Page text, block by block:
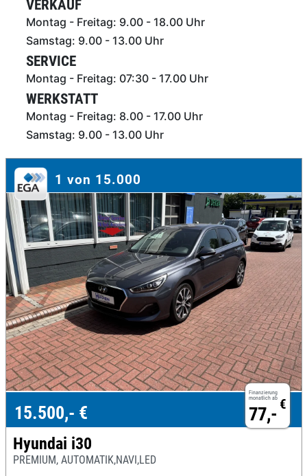
VERKAUF
Montag - Freitag: 9.00 - 18.00 Uhr
Samstag: 9.00 - 13.00 Uhr
SERVICE
Montag - Freitag: 07:30 - 17.00 Uhr
WERKSTATT
Montag - Freitag: 8.00 - 17.00 Uhr
Samstag: 9.00 - 13.00 Uhr
1 von 15.000
Finanzierung
monatlich ab €
77,-
15.500,- €
Hyundai i30
PREMIUM, AUTOMATIK,NAVI,LED